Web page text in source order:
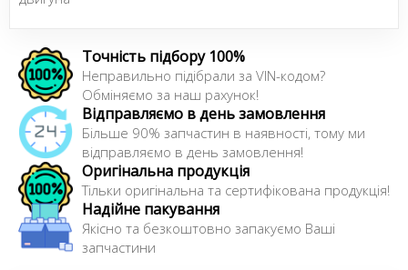
Точність підбору 100%
Неправильно підібрали за VIN-кодом?
Обміняємо за наш рахунок!
Відправляємо в день замовлення
Більше 90% запчастин в наявності, тому ми
відправляємо в день замовлення!
Оригінальна продукція
Тільки оригінальна та сертифікована продукція!
Надійне пакування
Якісно та безкоштовно запакуємо Ваші
запчастини